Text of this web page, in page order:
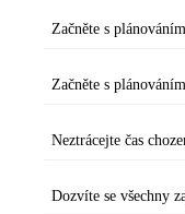
Začněte s
Začněte s
Neztrácejte čas
Dozvíte se všechny